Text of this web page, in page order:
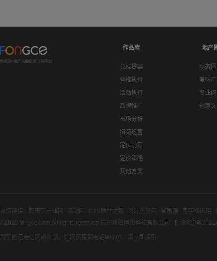
作品库
竞标提案
营推执行
活动执行
品牌推广
市场分析
招商运营
定位前策
定价策略
其他方案
地产
动态
兼职
专业
创意
友情链接: 房天下产业网 活动网 C4D插件之家 设计先锋网 猫啃网 写字楼出租
©2020 fongce.com.All rights reserved 杭州烽格网络科技有限公司
浙ICP备
为了防范电信网络诈骗，如网民接到电话96110，请立即接听